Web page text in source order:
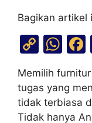
Bagikan artikel
C
o
p
y
W
at
s
Memilih
tugas yang
tidak terbiasa
Tidak hanya